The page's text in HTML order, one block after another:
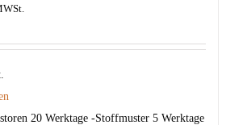
20 Werktage -Stoffmuster 5 Werktage